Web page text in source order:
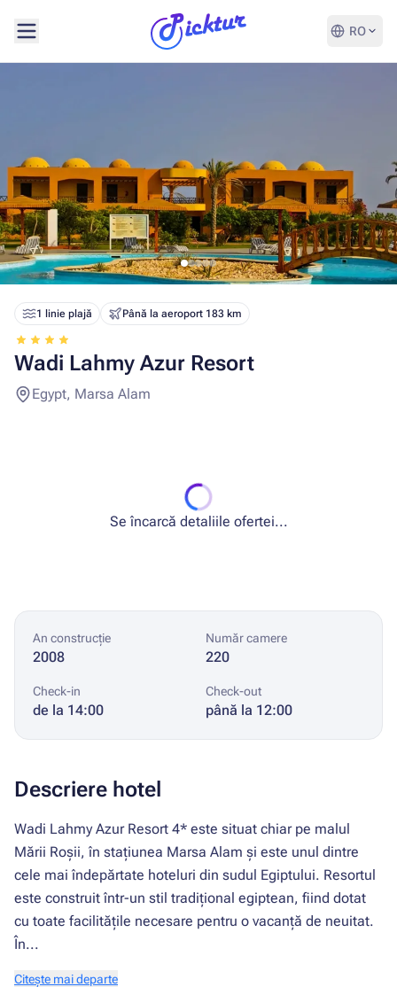
RO
1 linie plajă Până la aeroport 183 km
Wadi Lahmy Azur Resort
Egypt, Marsa Alam
Se încarcă detaliile ofertei...
An construcție
2008
Număr camere
220
Check-in
de la 14:00
Check-out
până la 12:00
Descriere hotel
Wadi Lahmy Azur Resort 4* este situat chiar pe malul
Mării Roșii, în stațiunea Marsa Alam și este unul dintre
cele mai îndepărtate hoteluri din sudul Egiptului. Resortul
este construit într-un stil tradițional egiptean, fiind dotat
cu toate facilitățile necesare pentru o vacanță de neuitat.
În...
Citește mai departe